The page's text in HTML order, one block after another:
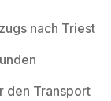
nach Triest
den Transport